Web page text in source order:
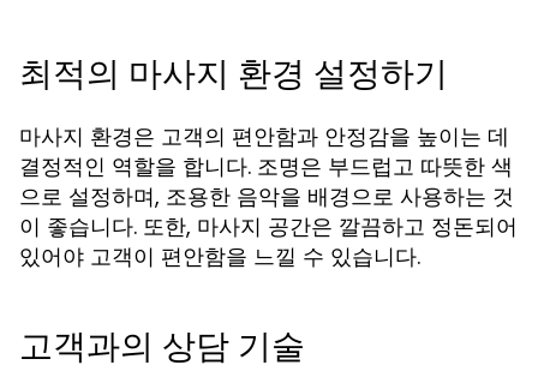
최적의 마사지 환경 설정하기
마사지 환경은 고객의 편안함과 안정감을 높이는 데
결정적인 역할을 합니다. 조명은 부드럽고 따뜻한 색
으로 설정하며, 조용한 음악을 배경으로 사용하는 것
이 좋습니다. 또한, 마사지 공간은 깔끔하고 정돈되어
있어야 고객이 편안함을 느낄 수 있습니다.
고객과의 상담 기술